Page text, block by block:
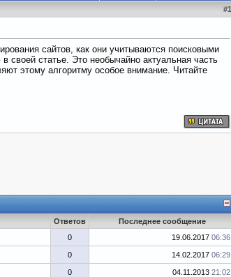
#1
сайтов, как они учитываются поисковыми
своей статье. Это необычайно актуальная часть
этому алгоритму особое внимание. Читайте
Ответов
Последнее сообщение
0 19.06.2017 06:36
0 14.02.2017 06:29
0 04.11.2013 21:02